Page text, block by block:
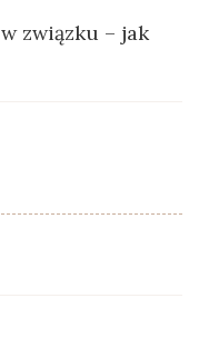
związku – jak